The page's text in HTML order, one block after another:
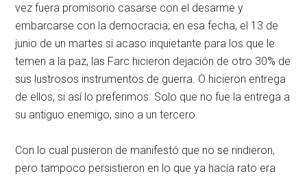
vez fuera promisorio casarse con el desarme y
embarcarse con la democracia; en esa fecha, el 13 de
junio de un martes si acaso inquietante para los que le
temen a la paz, las Farc hicieron dejación de otro 30% de
sus lustrosos instrumentos de guerra. O hicieron entrega
de ellos, si así lo preferimos. Solo que no fue la entrega a
su antiguo enemigo, sino a un tercero.
Con lo cual pusieron de manifestó que no se rindieron,
pero tampoco persistieron en lo que ya hacía rato era